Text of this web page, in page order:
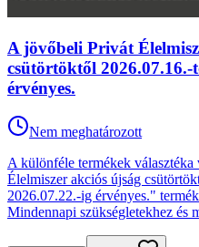
A jövőbeli Privát
csütörtöktől 2026.07.16.-
érvényes.
Nem meghatározott
A különféle termékek
Élelmiszer akciós újság
2026.07.22.-ig érvényes."
Mindennapi szükségletekhez és